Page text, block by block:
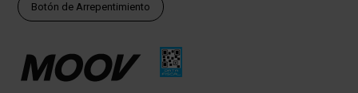
Botón de Arrepentimiento